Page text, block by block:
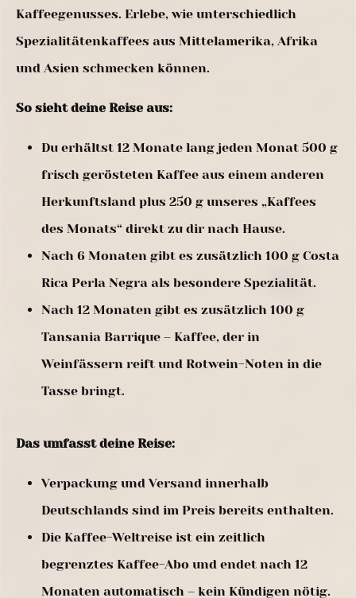
Kaffeegenusses. Erlebe, wie unterschiedlich
Spezialitätenkaffees aus Mittelamerika, Afrika
und Asien schmecken können.
So sieht deine Reise aus:
Du erhältst 12 Monate lang jeden Monat 500 g
frisch gerösteten Kaffee aus einem anderen
Herkunftsland plus 250 g unseres „Kaffees
des Monats“ direkt zu dir nach Hause.
Nach 6 Monaten gibt es zusätzlich 100 g Costa
Rica Perla Negra als besondere Spezialität.
Nach 12 Monaten gibt es zusätzlich 100 g
Tansania Barrique – Kaffee, der in
Weinfässern reift und Rotwein-Noten in die
Tasse bringt.
Das umfasst deine Reise:
Verpackung und Versand innerhalb
Deutschlands sind im Preis bereits enthalten.
Die Kaffee-Weltreise ist ein zeitlich
begrenztes Kaffee-Abo und endet nach 12
Monaten automatisch – kein Kündigen nötig.